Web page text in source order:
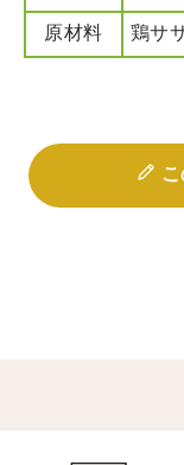
原材料 鶏サ